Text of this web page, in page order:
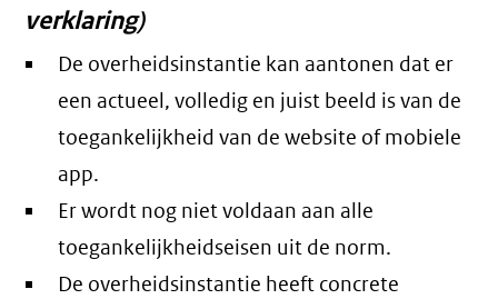
verklaring)
De overheidsinstantie kan aantonen dat er
een actueel, volledig en juist beeld is van de
toegankelijkheid van de website of mobiele
app.
Er wordt nog niet voldaan aan alle
toegankelijkheidseisen uit de norm.
De overheidsinstantie heeft concrete